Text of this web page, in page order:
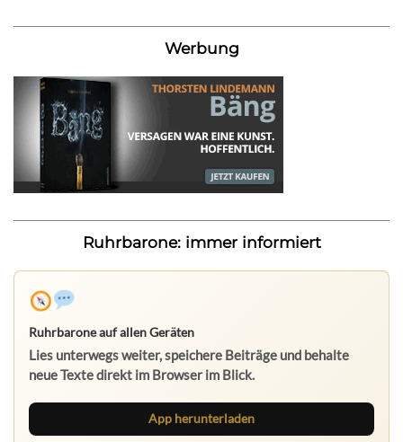
Werbung
Ruhrbarone: immer informiert
Ruhrbarone auf allen Geräten
Lies unterwegs weiter, speichere Beiträge und behalte
neue Texte direkt im Browser im Blick.
App herunterladen